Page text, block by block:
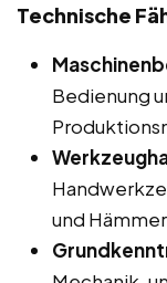
Technische
Bedienung
und